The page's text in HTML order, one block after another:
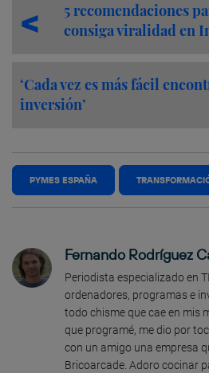
5 recomendaciones
consiga viralidad en
‘Cada vez es más fácil
inversión’
PYMES ESPAÑA
Fernando Rodríguez
Periodista especializado en
ordenadores, programas e
todo chisme que cae en mis
que programé, me dio por
con un amigo una empresa
Bricoarcade. Adoro cocinar